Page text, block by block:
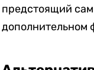
предстоящий
дополнительном